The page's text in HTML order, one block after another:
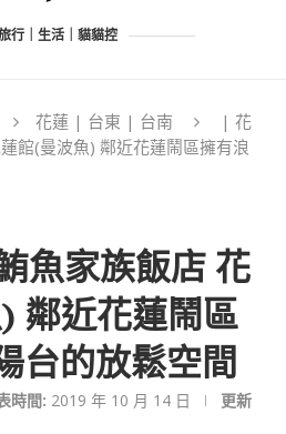
行｜生活｜貓貓控
花蓮 | 台東 | 台南
| 花
館(曼波魚) 鄰近花蓮鬧區擁有浪
魚家族飯店 花
鄰近花蓮鬧區
台的放鬆空間
時間: 2019 年 10 月 14 日
更新